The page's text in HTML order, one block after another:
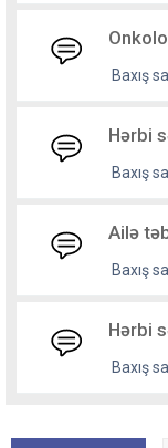
Baxış
Hərbi
Baxış
Ailə
Baxış
Hərbi
Baxış